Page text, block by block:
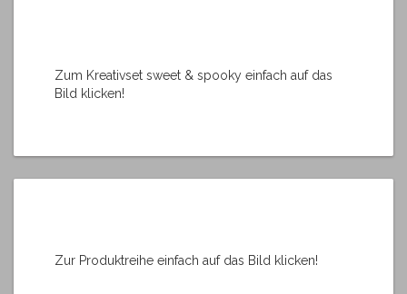
Zum Kreativset sweet & spooky einfach auf das
Bild klicken!
Zur Produktreihe einfach auf das Bild klicken!